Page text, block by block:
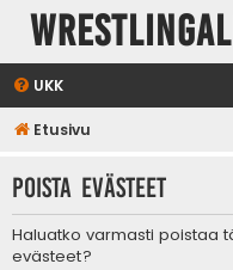
UKK
Etusivu
Poista evästeet
Haluatko varmasti poistaa
evästeet?